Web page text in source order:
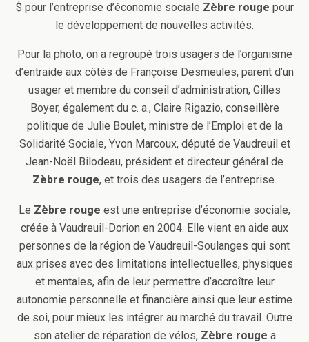
$ pour l’entreprise d’économie sociale Zèbre rouge pour
le développement de nouvelles activités.
Pour la photo, on a regroupé trois usagers de l’organisme
d’entraide aux côtés de Françoise Desmeules, parent d’un
usager et membre du conseil d’administration, Gilles
Boyer, également du c. a., Claire Rigazio, conseillère
politique de Julie Boulet, ministre de l’Emploi et de la
Solidarité Sociale, Yvon Marcoux, député de Vaudreuil et
Jean-Noël Bilodeau, président et directeur général de
Zèbre rouge, et trois des usagers de l’entreprise.
Le Zèbre rouge est une entreprise d’économie sociale,
créée à Vaudreuil-Dorion en 2004. Elle vient en aide aux
personnes de la région de Vaudreuil-Soulanges qui sont
aux prises avec des limitations intellectuelles, physiques
et mentales, afin de leur permettre d’accroître leur
autonomie personnelle et financière ainsi que leur estime
de soi, pour mieux les intégrer au marché du travail. Outre
son atelier de réparation de vélos, Zèbre rouge a